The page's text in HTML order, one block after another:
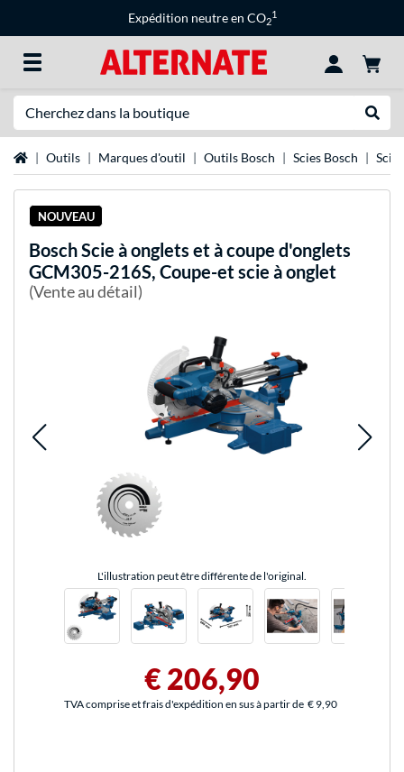
Expédition neutre en CO2
1
Page d'accueil
Outils Marques d'outil Outils Bosch Scies Bosch Scie
NOUVEAU
BoschScie à onglets et à coupe d'onglets
GCM305-216S, Coupe-et scie à onglet
(Vente au détail)
L'illustration peut être différente de l'original.
€ 206,90
TVA comprise et frais d'expédition en sus à partir de € 9,90